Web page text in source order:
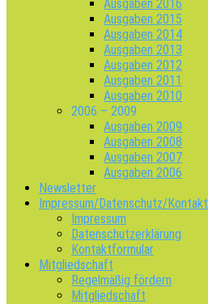
Ausgaben 2016
Ausgaben 2015
Ausgaben 2014
Ausgaben 2013
Ausgaben 2012
Ausgaben 2011
Ausgaben 2010
2006 – 2009
Ausgaben 2009
Ausgaben 2008
Ausgaben 2007
Ausgaben 2006
Newsletter
Impressum/Datenschutz/Kontakt
Impressum
Datenschutzerklärung
Kontaktformular
Mitgliedschaft
Regelmäßig fördern
Mitgliedschaft